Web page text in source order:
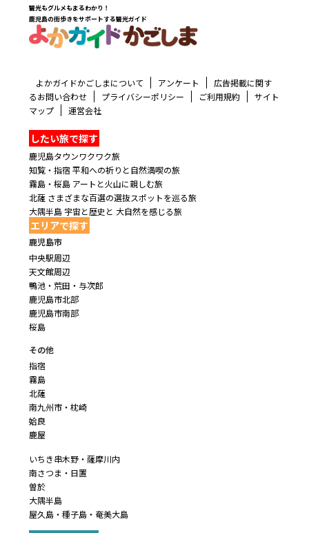
観光もグルメもまるわかり！
鹿児島の街歩きをサポートする観光ガイド
よかガイドかごしまについて アンケート
広告掲載に関す
るお問い合わせ
プライバシーポリシー ご利用規約
サイト
マップ
運営会社
したい旅で探す
鹿児島タウンワクワク旅
知覧・指宿 平和への祈りと自然満喫の旅
霧島・桜島 アートと火山に親しむ旅
北薩 さまざまな百選の選抜スポットを巡る旅
大隅半島 宇宙と歴史と 大自然を感じる旅
エリアで探す
鹿児島市
中央駅周辺
天文館周辺
鴨池・荒田・与次郎
鹿児島市北部
鹿児島市南部
桜島
その他
指宿
霧島
北薩
南九州市・枕崎
姶良
鹿屋
いちき串木野・薩摩川内
南さつま・日置
曽於
大隅半島
屋久島・種子島・奄美大島